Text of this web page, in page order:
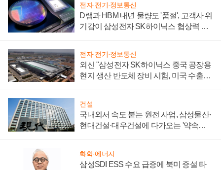
전자·전기·정보통신
D램과 HBM 내년 물량도 '품절', 고객사 위
기감이 삼성전자 SK하이닉스 협상력 더
전자·전기·정보통신
외신 "삼성전자 SK하이닉스 중국 공장용
현지 생산 반도체 장비 시험, 미국 수출통
건설
국내외서 속도 붙는 원전 사업, 삼성물산·
현대건설·대우건설에 다가오는 '약속의
화학·에너지
삼성SDI ESS 수요 급증에 북미 증설 타